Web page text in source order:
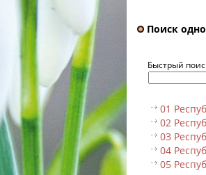
Поиск
Быстрый
01
02
03
04
05